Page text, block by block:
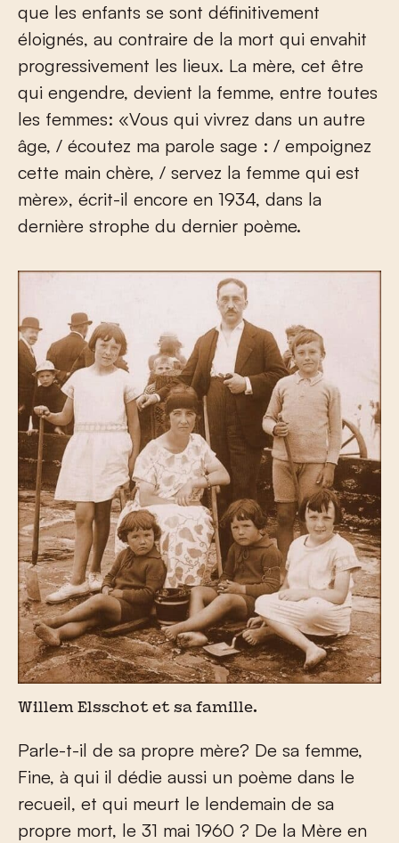
que les enfants se sont définitivement
éloignés, au contraire de la mort qui envahit
progressivement les lieux. La mère, cet être
qui engendre, devient la femme, entre toutes
les femmes: «Vous qui vivrez dans un autre
âge, / écoutez ma parole sage : / empoignez
cette main chère, / servez la femme qui est
mère», écrit-il encore en 1934, dans la
dernière strophe du dernier poème.
Willem Elsschot et sa famille.
Parle-t-il de sa propre mère? De sa femme,
Fine, à qui il dédie aussi un poème dans le
recueil, et qui meurt le lendemain de sa
propre mort, le 31 mai 1960 ? De la Mère en